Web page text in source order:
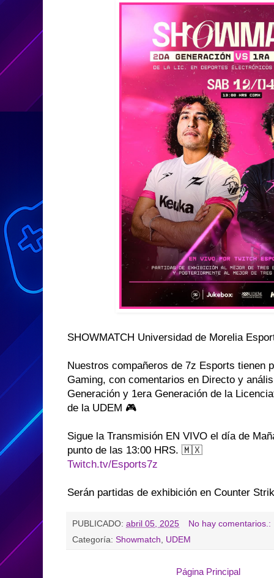
SHOWMATCH Universidad de Morelia
Nuestros compañeros de 7z Esports tienen
Gaming, con comentarios en Directo y
Generación y 1era Generación de la
de la UDEM 🎮
Sigue la Transmisión EN VIVO el día de
punto de las 13:00 HRS. 🇲🇽
Twitch.tv/Esports7z
Serán partidas de exhibición en Counter
PUBLICADO: abril 05, 2025
No hay comentarios.:
Categoría: Showmatch, UDEM
Página Principal